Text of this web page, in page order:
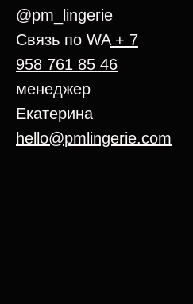
@pm_lingerie
Связь по WA+ 7
958 761 85 46
менеджер
Екатерина
hello@pmlingerie.com